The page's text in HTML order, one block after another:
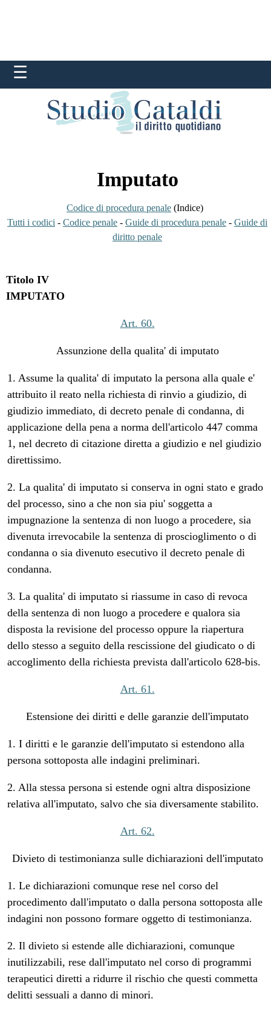
Imputato
Codice di procedura penale (Indice)
Tutti i codici - Codice penale - Guide di procedura penale - Guide di
diritto penale
Titolo IV
IMPUTATO
Art. 60.
Assunzione della qualita' di imputato
1. Assume la qualita' di imputato la persona alla quale e'
attribuito il reato nella richiesta di rinvio a giudizio, di
giudizio immediato, di decreto penale di condanna, di
applicazione della pena a norma dell'articolo 447 comma
1, nel decreto di citazione diretta a giudizio e nel giudizio
direttissimo.
2. La qualita' di imputato si conserva in ogni stato e grado
del processo, sino a che non sia piu' soggetta a
impugnazione la sentenza di non luogo a procedere, sia
divenuta irrevocabile la sentenza di proscioglimento o di
condanna o sia divenuto esecutivo il decreto penale di
condanna.
3. La qualita' di imputato si riassume in caso di revoca
della sentenza di non luogo a procedere e qualora sia
disposta la revisione del processo oppure la riapertura
dello stesso a seguito della rescissione del giudicato o di
accoglimento della richiesta prevista dall'articolo 628-bis.
Art. 61.
Estensione dei diritti e delle garanzie dell'imputato
1. I diritti e le garanzie dell'imputato si estendono alla
persona sottoposta alle indagini preliminari.
2. Alla stessa persona si estende ogni altra disposizione
relativa all'imputato, salvo che sia diversamente stabilito.
Art. 62.
Divieto di testimonianza sulle dichiarazioni dell'imputato
1. Le dichiarazioni comunque rese nel corso del
procedimento dall'imputato o dalla persona sottoposta alle
indagini non possono formare oggetto di testimonianza.
2. Il divieto si estende alle dichiarazioni, comunque
inutilizzabili, rese dall'imputato nel corso di programmi
terapeutici diretti a ridurre il rischio che questi commetta
delitti sessuali a danno di minori.